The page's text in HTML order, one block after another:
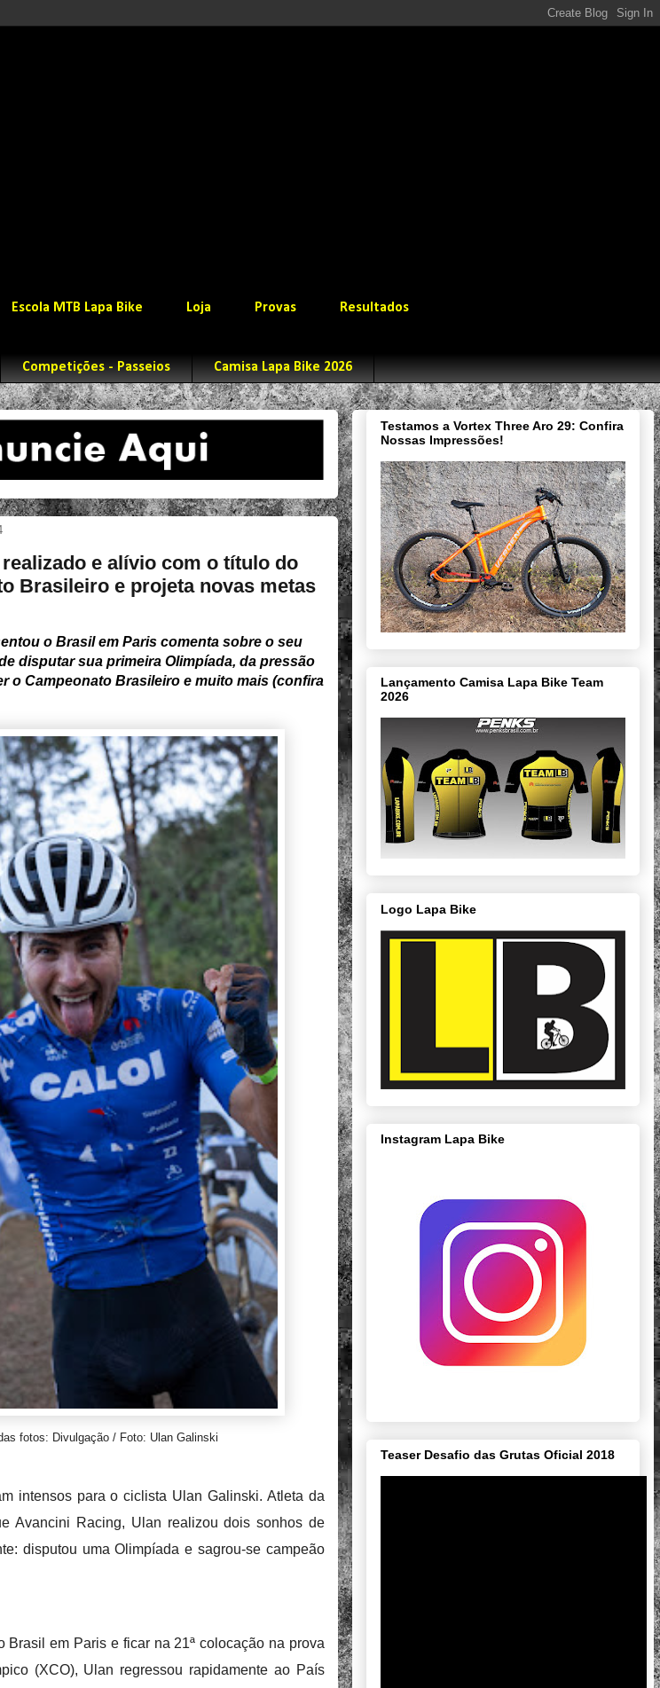
Escola MTB Lapa Bike Loja Provas Resultados
Competições - Passeios Camisa Lapa Bike 2026
e alívio com o título do
Brasileiro e projeta novas metas
o Brasil em Paris comenta sobre o seu
disputar sua primeira Olimpíada, da pressão
o Campeonato Brasileiro e muito mais (confira
fotos: Divulgação / Foto: Ulan Galinski
intensos para o ciclista Ulan Galinski. Atleta da
Avancini Racing, Ulan realizou dois sonhos de
disputou uma Olimpíada e sagrou-se campeão
Brasil em Paris e ficar na 21ª colocação na prova
(XCO), Ulan regressou rapidamente ao País
Testamos a Vortex Three Aro 29: Confira
Nossas Impressões!
Lançamento Camisa Lapa Bike Team
2026
Logo Lapa Bike
Instagram Lapa Bike
Teaser Desafio das Grutas Oficial 2018